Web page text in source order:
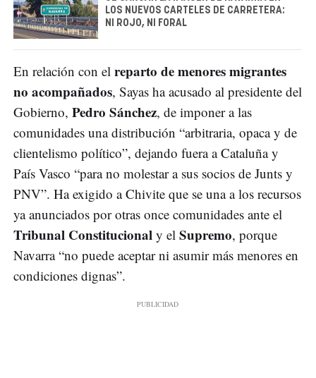
LOS NUEVOS CARTELES DE CARRETERA:
NI ROJO, NI FORAL
En relación con el reparto de menores migrantes
no acompañados, Sayas ha acusado al presidente del
Gobierno, Pedro Sánchez, de imponer a las
comunidades una distribución “arbitraria, opaca y de
clientelismo político”, dejando fuera a Cataluña y
País Vasco “para no molestar a sus socios de Junts y
PNV”. Ha exigido a Chivite que se una a los recursos
ya anunciados por otras once comunidades ante el
Tribunal Constitucional y el Supremo, porque
Navarra “no puede aceptar ni asumir más menores en
condiciones dignas”.